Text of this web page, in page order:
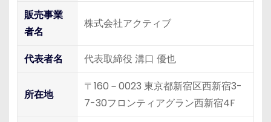
販売事業
者名
株式会社アクティブ
代表者名 代表取締役 溝口 優也
所在地
〒160－0023 東京都新宿区西新宿3-
7-30フロンティアグラン西新宿4F